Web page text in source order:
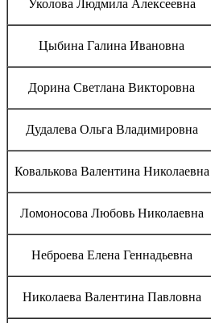
Уколова Людмила Алексеевна
Цыбина Галина Ивановна
Дорина Светлана Викторовна
Дудалева Ольга Владимировна
Ковалькова Валентина Николаевна
Ломоносова Любовь Николаевна
Неброева Елена Геннадьевна
Николаева Валентина Павловна